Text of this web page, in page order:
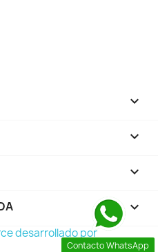



keyboard_arrow_down
Contacto WhatsApp
desarrollado por